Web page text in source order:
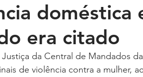
de Transporte Isenção Fiscal
Nacional Porte de Arma Pedágio
doméstica
era citado
da Central de Mandados
de violência contra a mulher,